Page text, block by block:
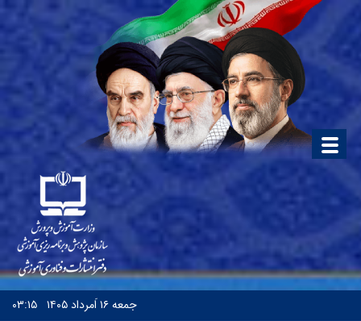
جمعه۱۶ اَمرداد ۱۴۰۵ ۰۳:۱۵